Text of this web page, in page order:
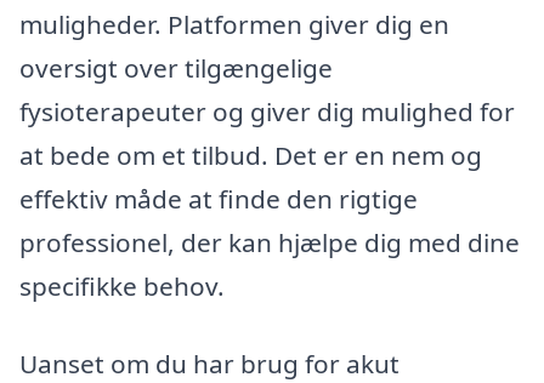
muligheder. Platformen giver dig en
oversigt over tilgængelige
fysioterapeuter og giver dig mulighed for
at bede om et tilbud. Det er en nem og
effektiv måde at finde den rigtige
professionel, der kan hjælpe dig med dine
specifikke behov.
Uanset om du har brug for akut